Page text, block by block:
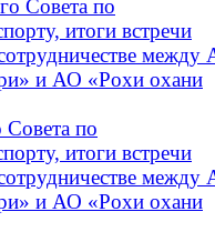
Совета по
итоги встречи
между
и АО «Рохи охани